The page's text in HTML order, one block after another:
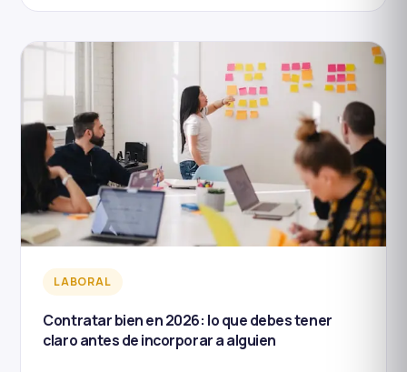
LABORAL
Contratar bien en 2026: lo que debes tener
claro antes de incorporar a alguien